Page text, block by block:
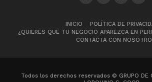
INICIO
POLÍTICA DE
¿QUIERES QUE TU NEGOCIO APAREZCA EN
CONTACTA CON
Todos los derechos reservados © GRUPO DE